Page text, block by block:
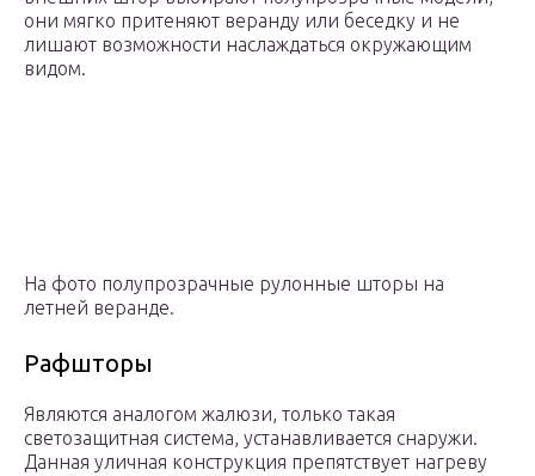
они мягко притеняют веранду или беседку и не
лишают возможности наслаждаться окружающим
видом.
На фото полупрозрачные рулонные шторы на
летней веранде.
Рафшторы
Являются аналогом жалюзи, только такая
светозащитная система, устанавливается снаружи.
Данная уличная конструкция препятствует нагреву